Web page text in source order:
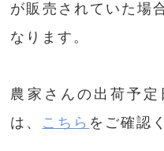
が販売されていた場
なります。
農家さんの出荷予
は、 こちら をご確認